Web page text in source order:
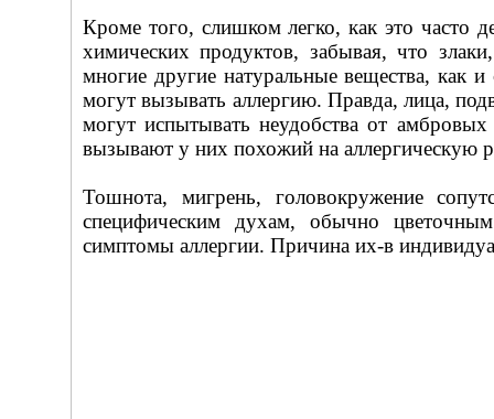
Кроме того, слишком легко, как это часто
химических продуктов, забывая, что
многие другие натуральные вещества, как и
могут вызывать аллергию. Правда, лица,
могут испытывать неудобства от
вызывают у них похожий на аллергическую
Тошнота, мигрень, головокружение
специфическим духам, обычно
симптомы аллергии. Причина их-в